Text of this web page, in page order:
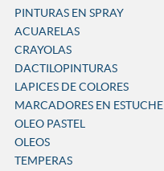
PINTURAS EN SPRAY
ACUARELAS
CRAYOLAS
DACTILOPINTURAS
LAPICES DE COLORES
MARCADORES EN ESTUCHE
OLEO PASTEL
OLEOS
TEMPERAS